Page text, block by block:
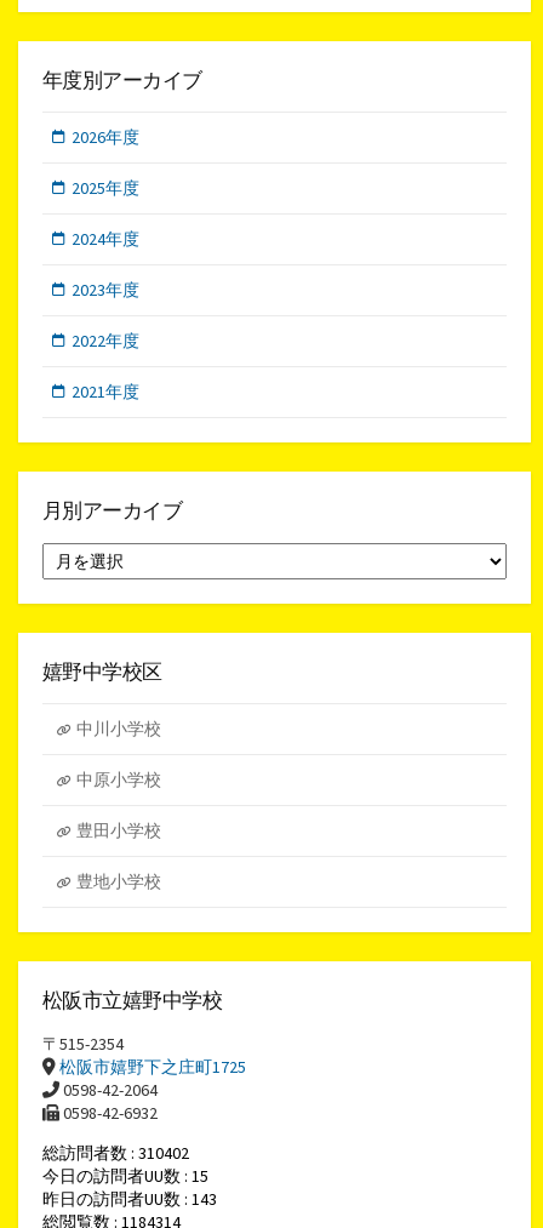
年度別アーカイブ
2026年度
2025年度
2024年度
2023年度
2022年度
2021年度
月別アーカイブ
別
ア
イ
嬉野中学校区
中川小学校
中原小学校
豊田小学校
豊地小学校
松阪市立嬉野中学校
〒515-2354
松阪市嬉野下之庄町1725
0598-42-2064
0598-42-6932
総訪問者数 : 310402
今日の訪問者UU数 : 15
昨日の訪問者UU数 : 143
総閲覧数 : 1184314